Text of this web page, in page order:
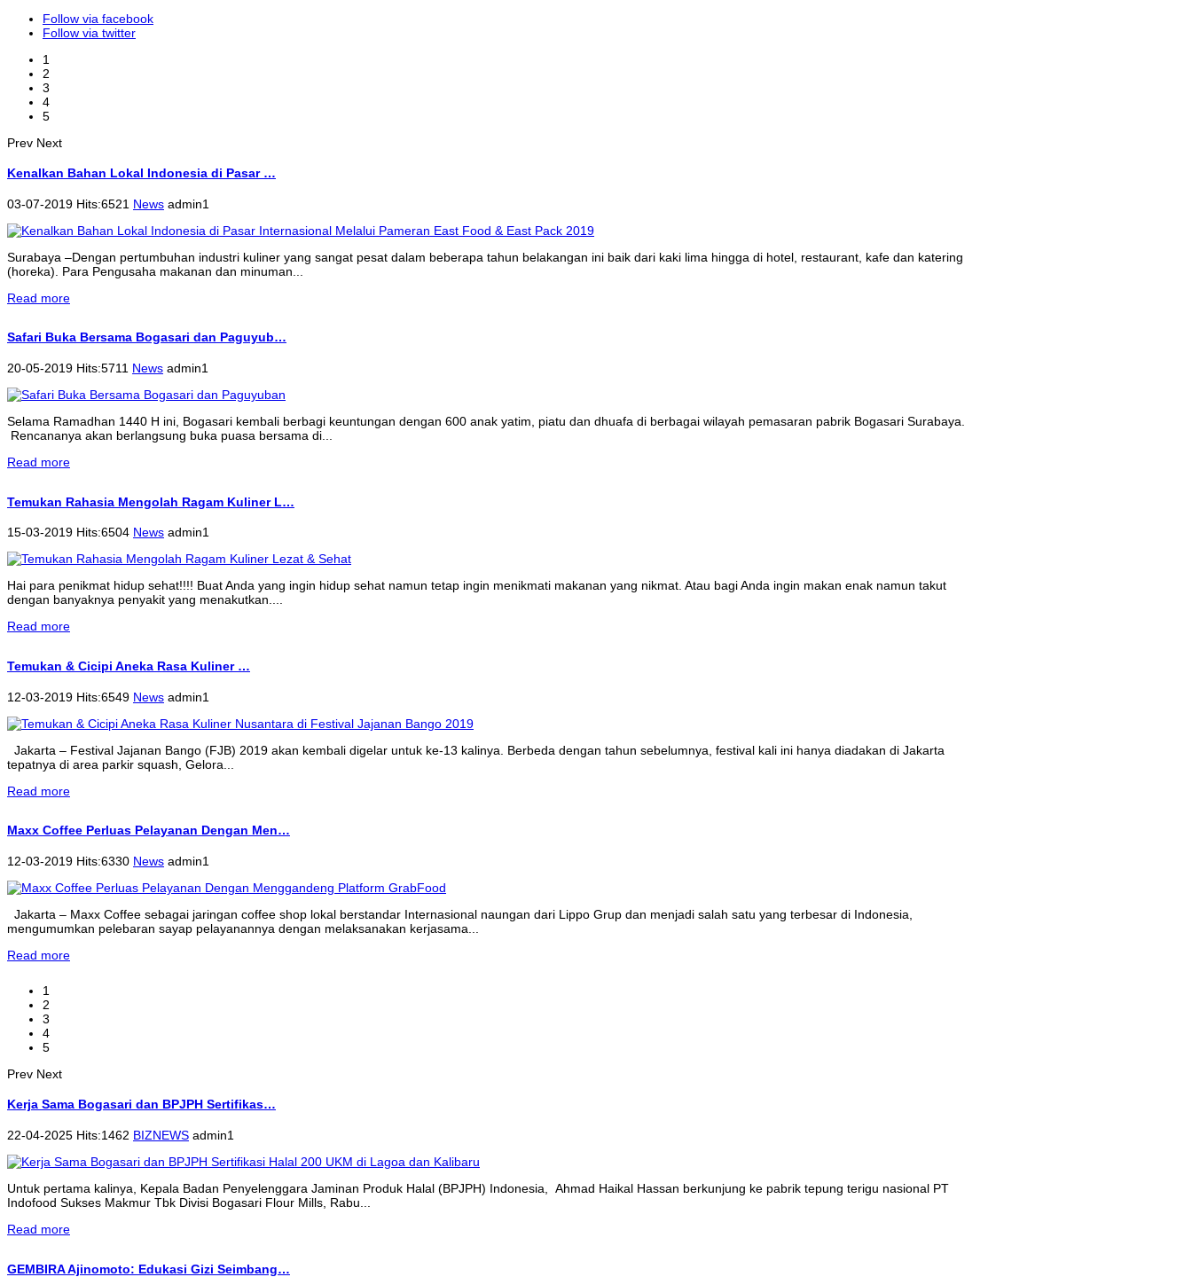
Follow via facebook
Follow via twitter
1
2
3
4
5
Prev Next
Kenalkan Bahan Lokal Indonesia di Pasar …
03-07-2019 Hits:6521 News admin1
Surabaya –Dengan pertumbuhan industri kuliner yang sangat pesat dalam beberapa tahun belakangan ini baik dari kaki lima hingga di hotel, restaurant, kafe dan katering
(horeka). Para Pengusaha makanan dan minuman...
Read more
Safari Buka Bersama Bogasari dan Paguyub…
20-05-2019 Hits:5711 News admin1
Selama Ramadhan 1440 H ini, Bogasari kembali berbagi keuntungan dengan 600 anak yatim, piatu dan dhuafa di berbagai wilayah pemasaran pabrik Bogasari Surabaya.
Rencananya akan berlangsung buka puasa bersama di...
Read more
Temukan Rahasia Mengolah Ragam Kuliner L…
15-03-2019 Hits:6504 News admin1
Hai para penikmat hidup sehat!!!! Buat Anda yang ingin hidup sehat namun tetap ingin menikmati makanan yang nikmat. Atau bagi Anda ingin makan enak namun takut
dengan banyaknya penyakit yang menakutkan....
Read more
Temukan & Cicipi Aneka Rasa Kuliner …
12-03-2019 Hits:6549 News admin1
Jakarta – Festival Jajanan Bango (FJB) 2019 akan kembali digelar untuk ke-13 kalinya. Berbeda dengan tahun sebelumnya, festival kali ini hanya diadakan di Jakarta
tepatnya di area parkir squash, Gelora...
Read more
Maxx Coffee Perluas Pelayanan Dengan Men…
12-03-2019 Hits:6330 News admin1
Jakarta – Maxx Coffee sebagai jaringan coffee shop lokal berstandar Internasional naungan dari Lippo Grup dan menjadi salah satu yang terbesar di Indonesia,
mengumumkan pelebaran sayap pelayanannya dengan melaksanakan kerjasama...
Read more
1
2
3
4
5
Prev Next
Kerja Sama Bogasari dan BPJPH Sertifikas…
22-04-2025 Hits:1462 BIZNEWS admin1
Untuk pertama kalinya, Kepala Badan Penyelenggara Jaminan Produk Halal (BPJPH) Indonesia, Ahmad Haikal Hassan berkunjung ke pabrik tepung terigu nasional PT
Indofood Sukses Makmur Tbk Divisi Bogasari Flour Mills, Rabu...
Read more
GEMBIRA Ajinomoto: Edukasi Gizi Seimbang…